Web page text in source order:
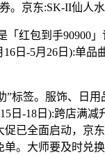
。京东:SK-II仙人
包到手90900」
日-5月26日):单
签。服饰、日用
日-18日):跨店满减
促已全面启动，京
单。大师要及时兑